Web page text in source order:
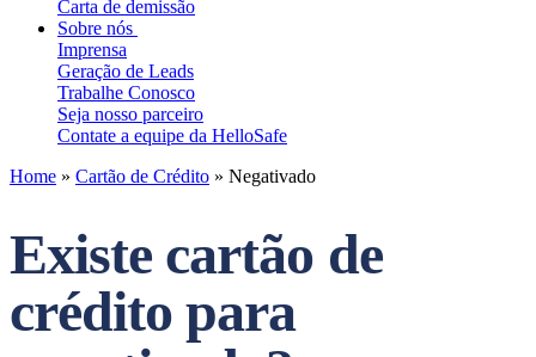
Carta de demissão
Sobre nós
Imprensa
Geração de Leads
Trabalhe Conosco
Seja nosso parceiro
Contate a equipe da HelloSafe
Home » Cartão de Crédito » Negativado
Existe cartão de
crédito para